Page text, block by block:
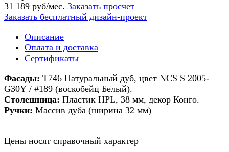
31 189 руб/мес. Заказать просчет
Заказать бесплатный дизайн-проект
Описание
Оплата и доставка
Сертификаты
Фасады: Т746 Натуральный дуб, цвет NCS S 2005-
G30Y / #189 (воскобейц Белый).
Столешница: Пластик HPL, 38 мм, декор Конго.
Ручки: Массив дуба (ширина 32 мм)
Цены носят справочный характер